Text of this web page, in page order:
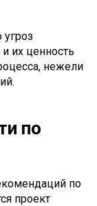
их ценность
нежели
по
по
проект